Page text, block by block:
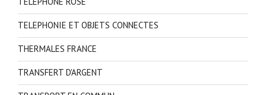
TELEPHONIE ET OBJETS CONNECTES
THERMALES FRANCE
TRANSFERT D'ARGENT